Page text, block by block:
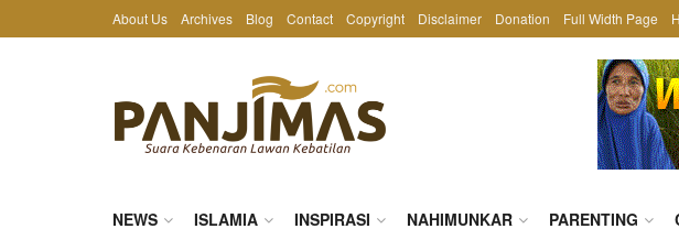
About Us Archives Blog Contact Copyright Disclaimer Donation Full Width Page
NEWS ISLAMIA INSPIRASI NAHIMUNKAR PARENTING